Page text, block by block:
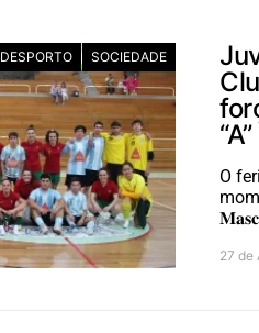
DESPORTO SOCIEDADE
O
27 de